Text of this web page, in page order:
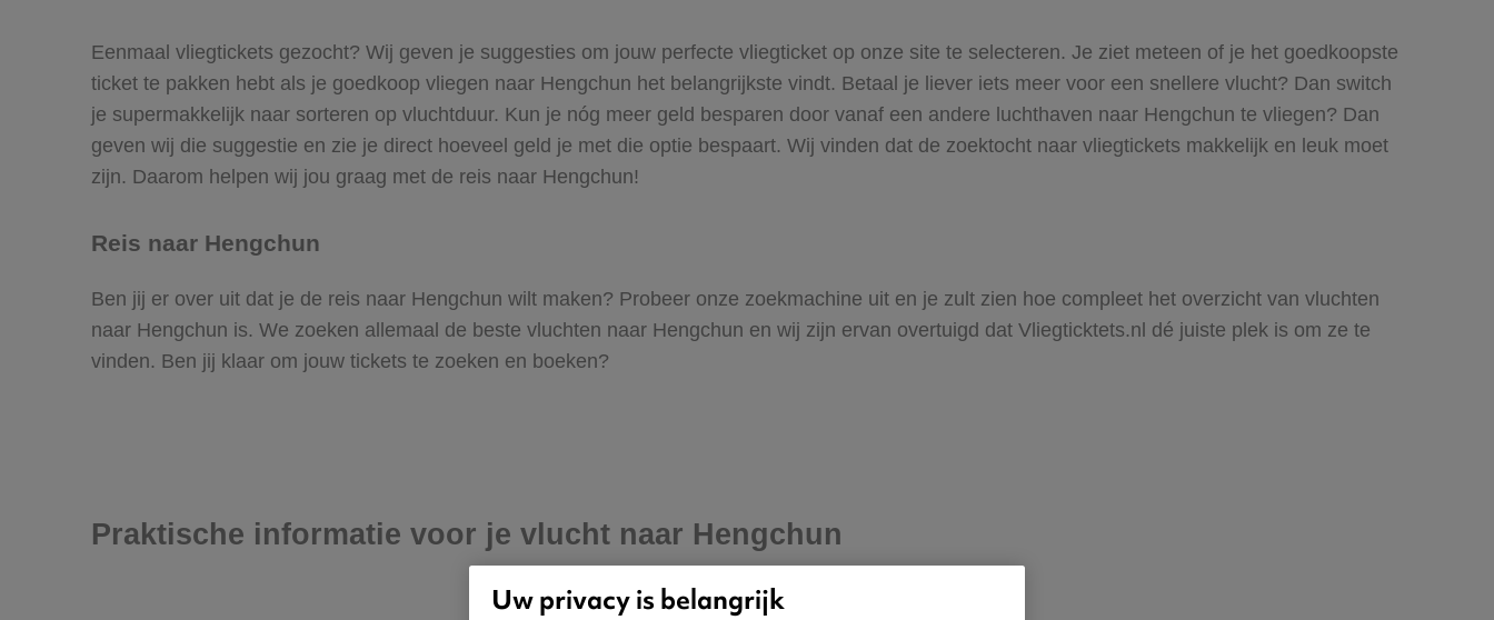
Eenmaal vliegtickets gezocht? Wij geven je suggesties om jouw perfecte vliegticket op onze site te selecteren. Je ziet meteen of je het goedkoopste
ticket te pakken hebt als je goedkoop vliegen naar Hengchun het belangrijkste vindt. Betaal je liever iets meer voor een snellere vlucht? Dan switch
je supermakkelijk naar sorteren op vluchtduur. Kun je nóg meer geld besparen door vanaf een andere luchthaven naar Hengchun te vliegen? Dan
geven wij die suggestie en zie je direct hoeveel geld je met die optie bespaart. Wij vinden dat de zoektocht naar vliegtickets makkelijk en leuk moet
zijn. Daarom helpen wij jou graag met de reis naar Hengchun!
Reis naar Hengchun
Ben jij er over uit dat je de reis naar Hengchun wilt maken? Probeer onze zoekmachine uit en je zult zien hoe compleet het overzicht van vluchten
naar Hengchun is. We zoeken allemaal de beste vluchten naar Hengchun en wij zijn ervan overtuigd dat Vliegticktets.nl dé juiste plek is om ze te
vinden. Ben jij klaar om jouw tickets te zoeken en boeken?
Praktische informatie voor je vlucht naar Hengchun
Uw privacy is belangrijk